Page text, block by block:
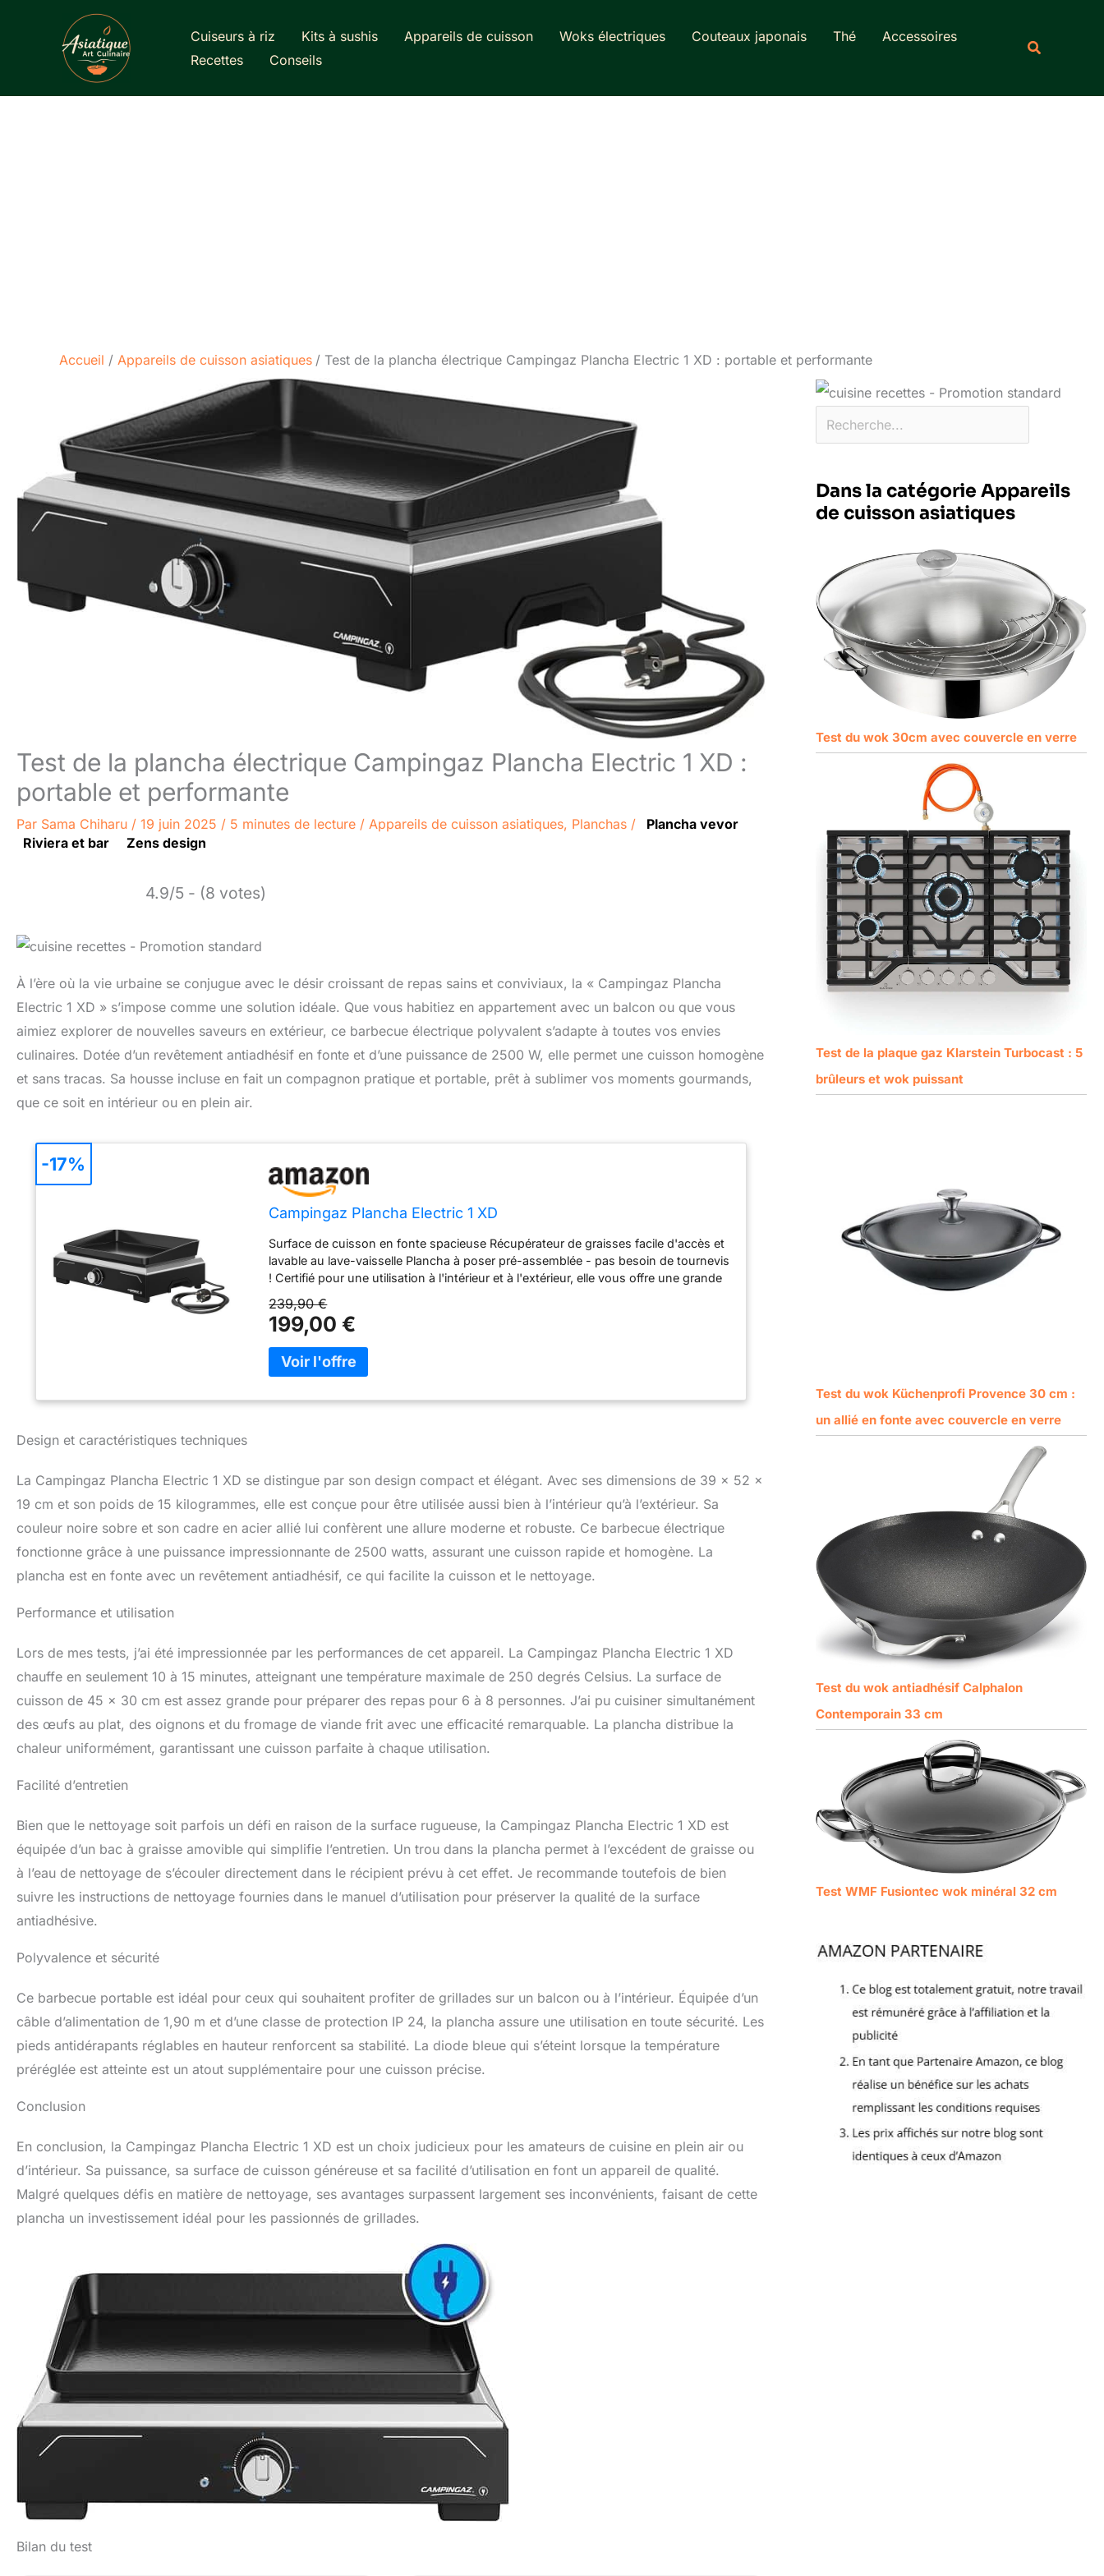
Cuiseurs à riz Kits à sushis Appareils de cuisson Woks électriques Couteaux japonais Thé
Accessoires
Recettes
Conseils
Accueil Appareils de cuisson asiatiques Test de la plancha électrique Campingaz Plancha Electric 1 XD : portable et performante
Test de la plancha électrique Campingaz Plancha Electric 1 XD :
portable et performante
Par Sama Chiharu / 19 juin 2025 / 5 minutes de lecture / Appareils de cuisson asiatiques, Planchas /
Plancha vevor
Riviera et bar
Zens design
4.9/5 - (8 votes)
À l’ère où la vie urbaine se conjugue avec le désir croissant de repas sains et conviviaux, la « Campingaz Plancha
Electric 1 XD » s’impose comme une solution idéale. Que vous habitiez en appartement avec un balcon ou que vous
aimiez explorer de nouvelles saveurs en extérieur, ce barbecue électrique polyvalent s’adapte à toutes vos envies
culinaires. Dotée d’un revêtement antiadhésif en fonte et d’une puissance de 2500 W, elle permet une cuisson homogène
et sans tracas. Sa housse incluse en fait un compagnon pratique et portable, prêt à sublimer vos moments gourmands,
que ce soit en intérieur ou en plein air.
Campingaz Plancha Electric 1 XD
Surface de cuisson en fonte spacieuse Récupérateur de graisses facile d'accès et
lavable au lave-vaisselle Plancha à poser pré-assemblée - pas besoin de tournevis
! Certifié pour une utilisation à l'intérieur et à l'extérieur, elle vous offre une grande
239,90 €
199,00 €
-17%
Design et caractéristiques techniques
La Campingaz Plancha Electric 1 XD se distingue par son design compact et élégant. Avec ses dimensions de 39 x 52 x
19 cm et son poids de 15 kilogrammes, elle est conçue pour être utilisée aussi bien à l’intérieur qu’à l’extérieur. Sa
couleur noire sobre et son cadre en acier allié lui confèrent une allure moderne et robuste. Ce barbecue électrique
fonctionne grâce à une puissance impressionnante de 2500 watts, assurant une cuisson rapide et homogène. La
plancha est en fonte avec un revêtement antiadhésif, ce qui facilite la cuisson et le nettoyage.
Performance et utilisation
Lors de mes tests, j’ai été impressionnée par les performances de cet appareil. La Campingaz Plancha Electric 1 XD
chauffe en seulement 10 à 15 minutes, atteignant une température maximale de 250 degrés Celsius. La surface de
cuisson de 45 x 30 cm est assez grande pour préparer des repas pour 6 à 8 personnes. J’ai pu cuisiner simultanément
des œufs au plat, des oignons et du fromage de viande frit avec une efficacité remarquable. La plancha distribue la
chaleur uniformément, garantissant une cuisson parfaite à chaque utilisation.
Facilité d’entretien
Bien que le nettoyage soit parfois un défi en raison de la surface rugueuse, la Campingaz Plancha Electric 1 XD est
équipée d’un bac à graisse amovible qui simplifie l’entretien. Un trou dans la plancha permet à l’excédent de graisse ou
à l’eau de nettoyage de s’écouler directement dans le récipient prévu à cet effet. Je recommande toutefois de bien
suivre les instructions de nettoyage fournies dans le manuel d’utilisation pour préserver la qualité de la surface
antiadhésive.
Polyvalence et sécurité
Ce barbecue portable est idéal pour ceux qui souhaitent profiter de grillades sur un balcon ou à l’intérieur. Équipée d’un
câble d’alimentation de 1,90 m et d’une classe de protection IP 24, la plancha assure une utilisation en toute sécurité. Les
pieds antidérapants réglables en hauteur renforcent sa stabilité. La diode bleue qui s’éteint lorsque la température
préréglée est atteinte est un atout supplémentaire pour une cuisson précise.
Conclusion
En conclusion, la Campingaz Plancha Electric 1 XD est un choix judicieux pour les amateurs de cuisine en plein air ou
d’intérieur. Sa puissance, sa surface de cuisson généreuse et sa facilité d’utilisation en font un appareil de qualité.
Malgré quelques défis en matière de nettoyage, ses avantages surpassent largement ses inconvénients, faisant de cette
plancha un investissement idéal pour les passionnés de grillades.
Bilan du test
Dans la catégorie Appareils
de cuisson asiatiques
Test du wok 30cm avec couvercle en verre
Test de la plaque gaz Klarstein Turbocast : 5
brûleurs et wok puissant
Test du wok Küchenprofi Provence 30 cm :
un allié en fonte avec couvercle en verre
Test du wok antiadhésif Calphalon
Contemporain 33 cm
Test WMF Fusiontec wok minéral 32 cm